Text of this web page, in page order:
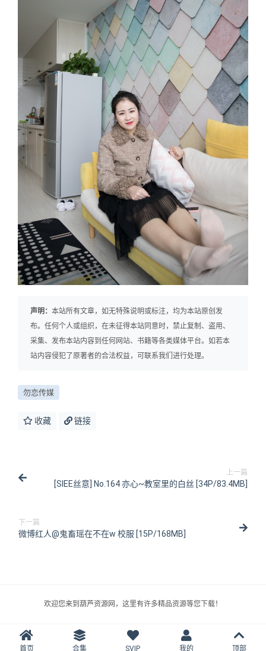
声明： 本站所有文章，如无特殊说明或标注，均为本站原创发
布。任何个人或组织，在未征得本站同意时，禁止复制、盗用、
采集、发布本站内容到任何网站、书籍等各类媒体平台。如若本
站内容侵犯了原著者的合法权益，可联系我们进行处理。
勿恋传媒
收藏 链接
上一篇
[SIEE丝意] No.164 亦心~教室里的白丝 [34P/83.4MB]
下一篇
微博红人@鬼畜瑶在不在w 校服 [15P/168MB]
欢迎您来到葫芦资源网，这里有许多精品资源等您下载！
首页 合集 SVIP 我的 顶部